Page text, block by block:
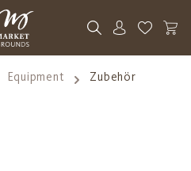
Du hast
Equipment Zubehör